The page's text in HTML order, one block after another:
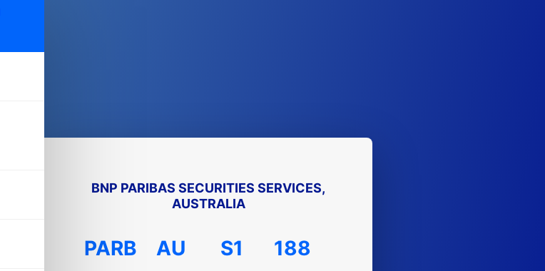
BNP PARIBAS SECURITIES SERVICES,
AUSTRALIA
PARB AU S1 188